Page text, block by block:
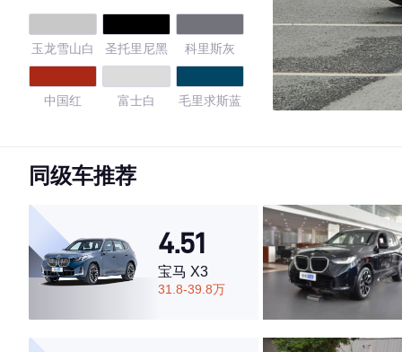
玉龙雪山白 圣托里尼黑 科里斯灰
中国红 富士白 毛里求斯蓝
金
贝尔维亚绿 大屿山铜
4.41
同级车推荐
4.51
宝马 X3
31.8-39.8万